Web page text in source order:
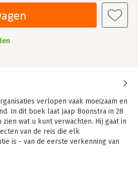
verlopen vaak moeizaam en
In dit boek laat Jaap Boonstra in 28
wat u kunt verwachten. Hij gaat in
van de reis die elk
is - van de eerste verkenning van